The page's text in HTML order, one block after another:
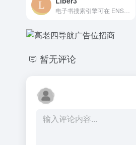
暂无评论